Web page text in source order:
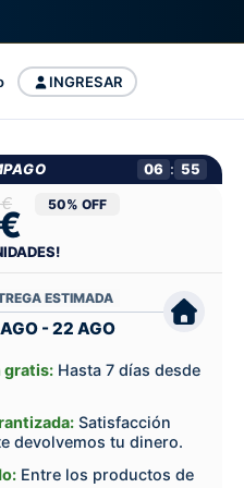
INGRESAR
06 : 54
50% OFF
ESTIMADA
- 22 AGO
gratis: Hasta 7 días desde
Satisfacción
devolvemos tu dinero.
Entre los productos de